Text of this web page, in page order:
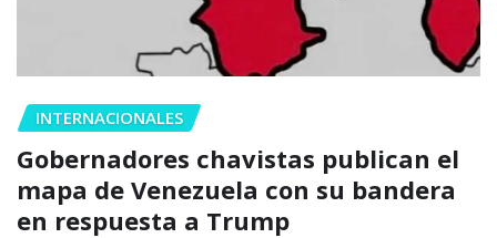
INTERNACIONALES
Gobernadores chavistas publican el
mapa de Venezuela con su bandera
en respuesta a Trump